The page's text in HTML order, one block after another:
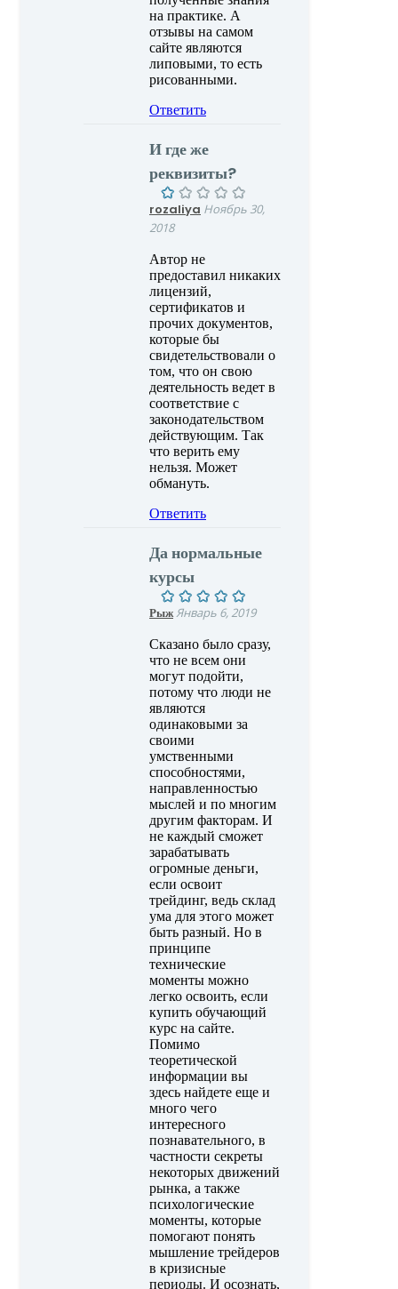
на практике. А
отзывы на самом
сайте являются
липовыми, то есть
рисованными.
Ответить
И где же
реквизиты?
rozaliya Ноябрь 30,
2018
Автор не
предоставил никаких
лицензий,
сертификатов и
прочих документов,
которые бы
свидетельствовали о
том, что он свою
деятельность ведет в
соответствие с
законодательством
действующим. Так
что верить ему
нельзя. Может
обмануть.
Ответить
Да нормальные
курсы
РыжЯнварь 6, 2019
Сказано было сразу,
что не всем они
могут подойти,
потому что люди не
являются
одинаковыми за
своими
умственными
способностями,
направленностью
мыслей и по многим
другим факторам. И
не каждый сможет
зарабатывать
огромные деньги,
если освоит
трейдинг, ведь склад
ума для этого может
быть разный. Но в
принципе
технические
моменты можно
легко освоить, если
купить обучающий
курс на сайте.
Помимо
теоретической
информации вы
здесь найдете еще и
много чего
интересного
познавательного, в
частности секреты
некоторых движений
рынка, а также
психологические
моменты, которые
помогают понять
мышление трейдеров
в кризисные
периоды. И осознать,